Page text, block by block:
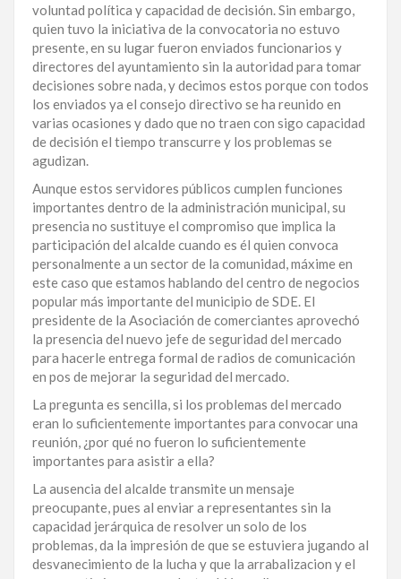
voluntad política y capacidad de decisión. Sin embargo,
quien tuvo la iniciativa de la convocatoria no estuvo
presente, en su lugar fueron enviados funcionarios y
directores del ayuntamiento sin la autoridad para tomar
decisiones sobre nada, y decimos estos porque con todos
los enviados ya el consejo directivo se ha reunido en
varias ocasiones y dado que no traen con sigo capacidad
de decisión el tiempo transcurre y los problemas se
agudizan.
Aunque estos servidores públicos cumplen funciones
importantes dentro de la administración municipal, su
presencia no sustituye el compromiso que implica la
participación del alcalde cuando es él quien convoca
personalmente a un sector de la comunidad, máxime en
este caso que estamos hablando del centro de negocios
popular más importante del municipio de SDE. El
presidente de la Asociación de comerciantes aprovechó
la presencia del nuevo jefe de seguridad del mercado
para hacerle entrega formal de radios de comunicación
en pos de mejorar la seguridad del mercado.
La pregunta es sencilla, si los problemas del mercado
eran lo suficientemente importantes para convocar una
reunión, ¿por qué no fueron lo suficientemente
importantes para asistir a ella?
La ausencia del alcalde transmite un mensaje
preocupante, pues al enviar a representantes sin la
capacidad jerárquica de resolver un solo de los
problemas, da la impresión de que se estuviera jugando al
desvanecimiento de la lucha y que la arrabalizacion y el